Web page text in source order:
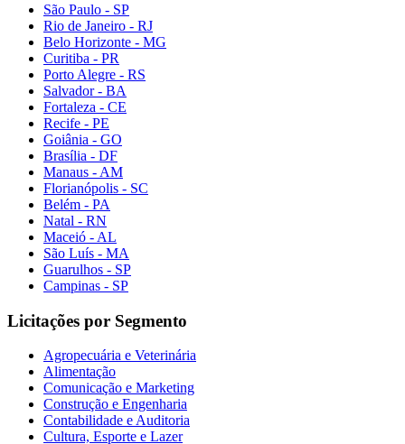
São Paulo - SP
Rio de Janeiro - RJ
Belo Horizonte - MG
Curitiba - PR
Porto Alegre - RS
Salvador - BA
Fortaleza - CE
Recife - PE
Goiânia - GO
Brasília - DF
Manaus - AM
Florianópolis - SC
Belém - PA
Natal - RN
Maceió - AL
São Luís - MA
Guarulhos - SP
Campinas - SP
Licitações por Segmento
Agropecuária e Veterinária
Alimentação
Comunicação e Marketing
Construção e Engenharia
Contabilidade e Auditoria
Cultura, Esporte e Lazer